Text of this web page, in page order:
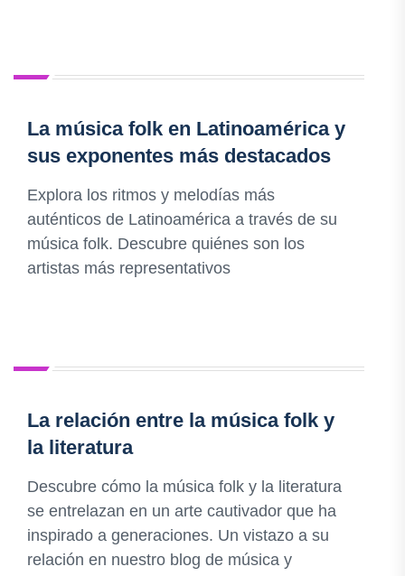
La música folk en Latinoamérica y
sus exponentes más destacados
Explora los ritmos y melodías más
auténticos de Latinoamérica a través de su
música folk. Descubre quiénes son los
artistas más representativos
La relación entre la música folk y
la literatura
Descubre cómo la música folk y la literatura
se entrelazan en un arte cautivador que ha
inspirado a generaciones. Un vistazo a su
relación en nuestro blog de música y